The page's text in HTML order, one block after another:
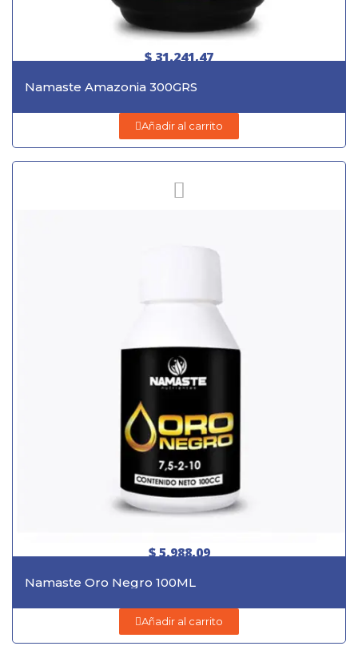
$ 31.241,47
Namaste Amazonia 300GRS
Añadir al carrito
$ 5.988,09
Namaste Oro Negro 100ML
Añadir al carrito